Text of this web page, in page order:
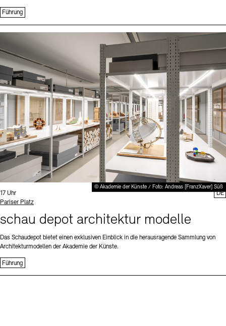
Führung
© Akademie der Künste / Foto: Andreas [FranzXaver] Süß
Uhrzeit:
17 Uhr
Standort
Pariser Platz
schau depot architektur modelle
Das Schaudepot bietet einen exklusiven Einblick in die herausragende Sammlung von
Architekturmodellen der Akademie der Künste.
Führung
DE